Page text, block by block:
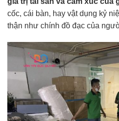
cốc, cái bàn, hay vật dụng kỷ
thận như chính đồ đạc của